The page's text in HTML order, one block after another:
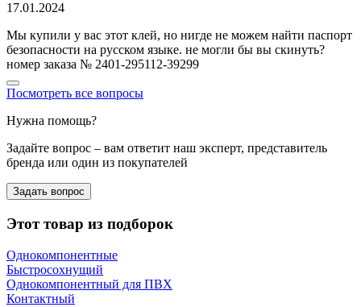
17.01.2024
Мы купили у вас этот клей, но нигде не можем найти паспорт
безопасности на русском языке. не могли бы вы скинуть?
номер заказа № 2401-295112-39299
Посмотреть все вопросы
Нужна помощь?
Задайте вопрос – вам ответит наш эксперт, представитель
бренда или один из покупателей
Задать вопрос
Этот товар из подборок
Однокомпонентные
Быстросохнущий
Однокомпонентный для ПВХ
Контактный